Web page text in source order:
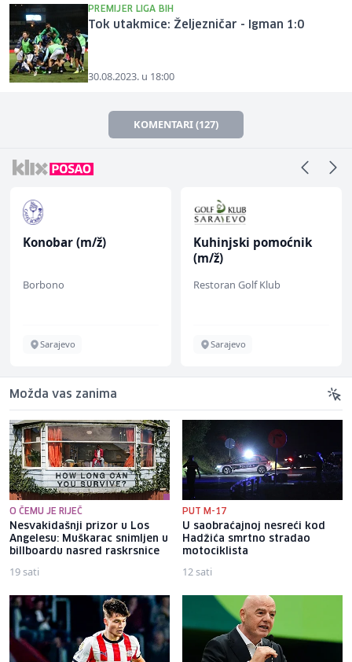
PREMIJER LIGA BIH
Tok utakmice: Željezničar - Igman 1:0
30.08.2023. u 18:00
KOMENTARI (127)
Konobar (m/ž)
Borbono
Sarajevo
Kuhinjski pomoćnik
(m/ž)
Restoran Golf Klub
Sarajevo
Možda vas zanima
O ČEMU JE RIJEČ
Nesvakidašnji prizor u Los
Angelesu: Muškarac snimljen u
billboardu nasred raskrsnice
19 sati
PUT M-17
U saobraćajnoj nesreći kod
Hadžića smrtno stradao
motociklista
12 sati